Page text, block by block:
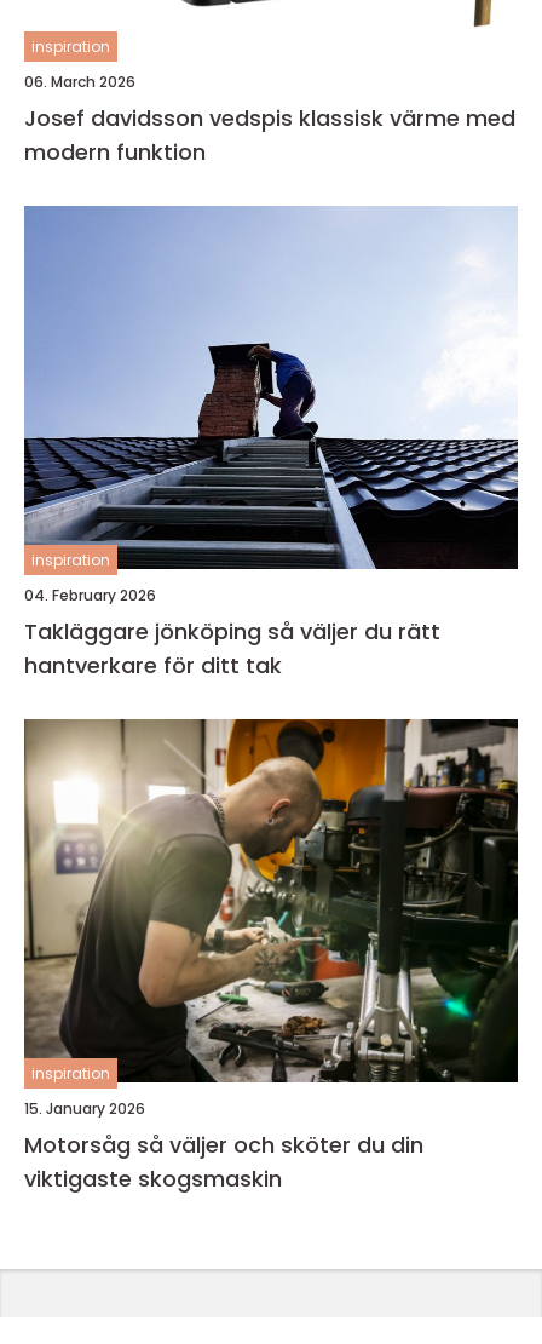
inspiration
06. March 2026
Josef davidsson vedspis klassisk värme med
modern funktion
inspiration
04. February 2026
Takläggare jönköping så väljer du rätt
hantverkare för ditt tak
inspiration
15. January 2026
Motorsåg så väljer och sköter du din
viktigaste skogsmaskin